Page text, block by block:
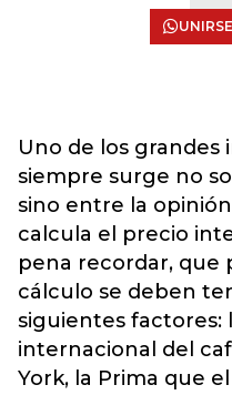
Uno de los
siempre surge no
sino entre la
calcula el precio
pena recordar, que
cálculo se deben
siguientes factores:
internacional del
York, la Prima que